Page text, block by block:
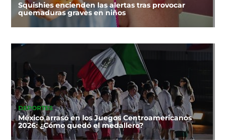
Squishies encienden las alertas tras provocar
quemaduras graves en niños
DEPORTES
México arrasó en los Juegos Centroamericanos
2026: ¿Cómo quedó el medallero?